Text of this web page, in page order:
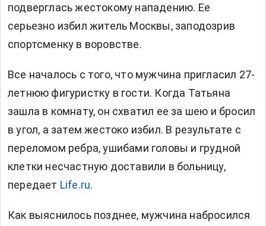
подверглась жестокому нападению. Ее
серьезно избил житель Москвы, заподозрив
спортсменку в воровстве.
Все началось с того, что мужчина пригласил 27-
летнюю фигуристку в гости. Когда Татьяна
зашла в комнату, он схватил ее за шею и бросил
в угол, а затем жестоко избил. В результате с
переломом ребра, ушибами головы и грудной
клетки несчастную доставили в больницу,
передает Life.ru.
Как выяснилось позднее, мужчина набросился